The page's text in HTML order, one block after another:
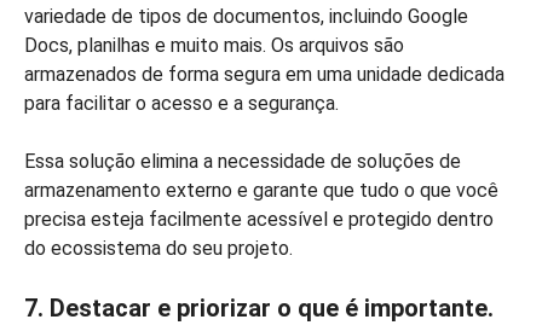
variedade de tipos de documentos, incluindo Google
Docs, planilhas e muito mais. Os arquivos são
armazenados de forma segura em uma unidade dedicada
para facilitar o acesso e a segurança.
Essa solução elimina a necessidade de soluções de
armazenamento externo e garante que tudo o que você
precisa esteja facilmente acessível e protegido dentro
do ecossistema do seu projeto.
7. Destacar e priorizar o que é importante.